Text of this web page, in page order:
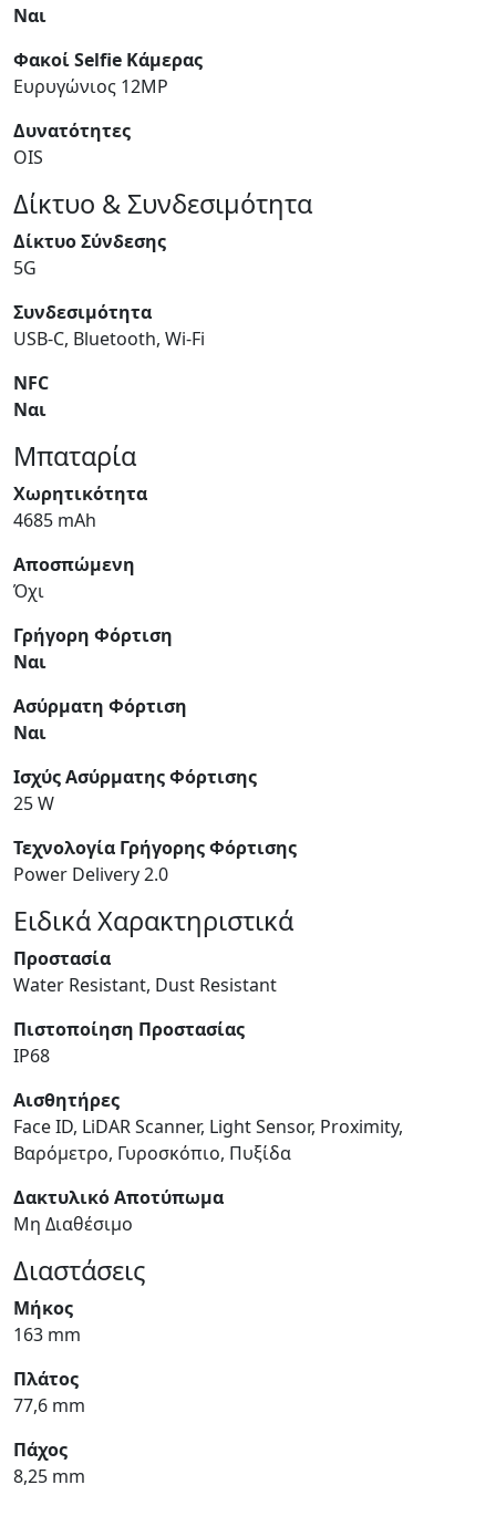
Ναι
Φακοί Selfie Κάμερας
Ευρυγώνιος 12MP
Δυνατότητες
OIS
Δίκτυο & Συνδεσιμότητα
Δίκτυο Σύνδεσης
5G
Συνδεσιμότητα
USB-C, Bluetooth, Wi-Fi
NFC
Ναι
Μπαταρία
Χωρητικότητα
4685 mAh
Αποσπώμενη
Όχι
Γρήγορη Φόρτιση
Ναι
Ασύρματη Φόρτιση
Ναι
Ισχύς Ασύρματης Φόρτισης
25 W
Τεχνολογία Γρήγορης Φόρτισης
Power Delivery 2.0
Ειδικά Χαρακτηριστικά
Προστασία
Water Resistant, Dust Resistant
Πιστοποίηση Προστασίας
IP68
Αισθητήρες
Face ID, LiDAR Scanner, Light Sensor, Proximity,
Βαρόμετρο, Γυροσκόπιο, Πυξίδα
Δακτυλικό Αποτύπωμα
Μη Διαθέσιμο
Διαστάσεις
Μήκος
163 mm
Πλάτος
77,6 mm
Πάχος
8,25 mm